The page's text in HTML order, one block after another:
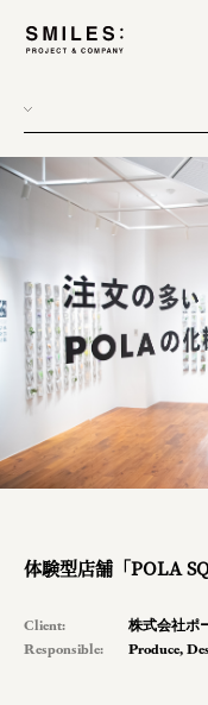
体験型店舗「POLA
Client:
株式会社ポ
Responsible:
Produce,